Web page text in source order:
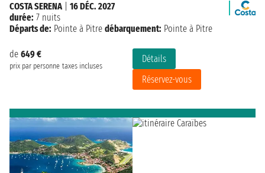
de 649 €
prix par personne taxes incluses
Détails
Réservez-vous
COSTA SERENA| 16 DÉC. 2027
durée: 7 nuits
Départs de: Pointe à Pitre débarquement: Pointe à Pitre